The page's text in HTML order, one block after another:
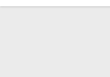
Георгиевски,